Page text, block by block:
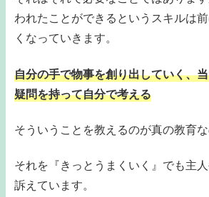
われたことができるというスキルは
くなっていきます。
自分の手で物事を創り出していく、
疑問を持って自分で考える
そういうことを教えるのが真の教育な
それを『きっとうまくいく』でも主
訴えています。